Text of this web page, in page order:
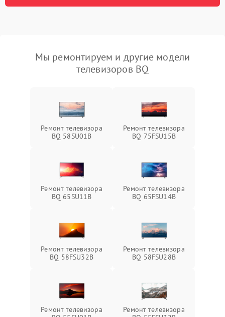
Мы ремонтируем и другие модели
телевизоров BQ
Ремонт телевизора
BQ 58SU01B
Ремонт телевизора
BQ 75FSU15B
Ремонт телевизора
BQ 65SU11B
Ремонт телевизора
BQ 65FSU14B
Ремонт телевизора
BQ 58FSU32B
Ремонт телевизора
BQ 58FSU28B
Ремонт телевизора
Ремонт телевизора